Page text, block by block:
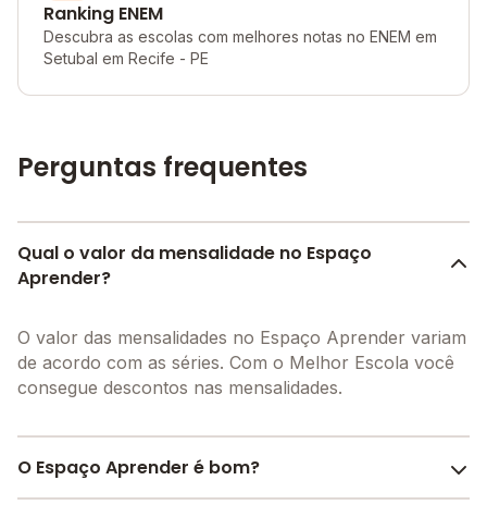
Ranking ENEM
Descubra as escolas com melhores notas no ENEM em
Setubal em Recife - PE
Perguntas frequentes
Qual o valor da mensalidade no Espaço
Aprender?
O valor das mensalidades no Espaço Aprender variam
de acordo com as séries. Com o Melhor Escola você
consegue descontos nas mensalidades.
O Espaço Aprender é bom?